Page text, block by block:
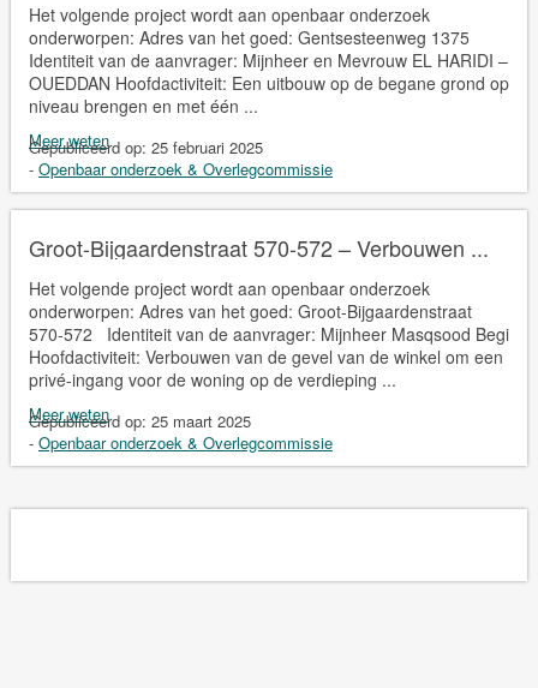
Het volgende project wordt aan openbaar onderzoek
onderworpen: Adres van het goed: Gentsesteenweg 1375
Identiteit van de aanvrager: Mijnheer en Mevrouw EL HARIDI –
OUEDDAN Hoofdactiviteit: Een uitbouw op de begane grond op
niveau brengen en met één ...
Meer weten
Gepubliceerd op: 25 februari 2025
- Openbaar onderzoek & Overlegcommissie
Groot-Bijgaardenstraat 570-572 – Verbouwen ...
Het volgende project wordt aan openbaar onderzoek
onderworpen: Adres van het goed: Groot-Bijgaardenstraat
570-572 Identiteit van de aanvrager: Mijnheer Masqsood Begi
Hoofdactiviteit: Verbouwen van de gevel van de winkel om een
privé-ingang voor de woning op de verdieping ...
Meer weten
Gepubliceerd op: 25 maart 2025
- Openbaar onderzoek & Overlegcommissie